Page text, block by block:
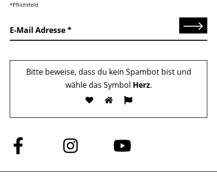
*Pflichtfeld
E-Mail Adresse Senden
Bitte beweise, dass du kein Spambot bist und
wähle das Symbol Herz.
Folge
uns
auf
Folge
uns
auf
Folge
auf